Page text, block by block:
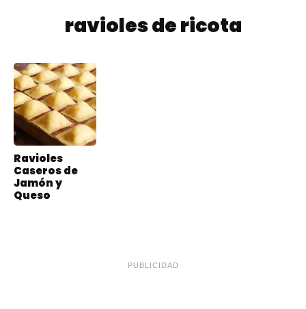
ravioles de ricota
Ravioles
Caseros de
Jamón y
Queso
PUBLICIDAD